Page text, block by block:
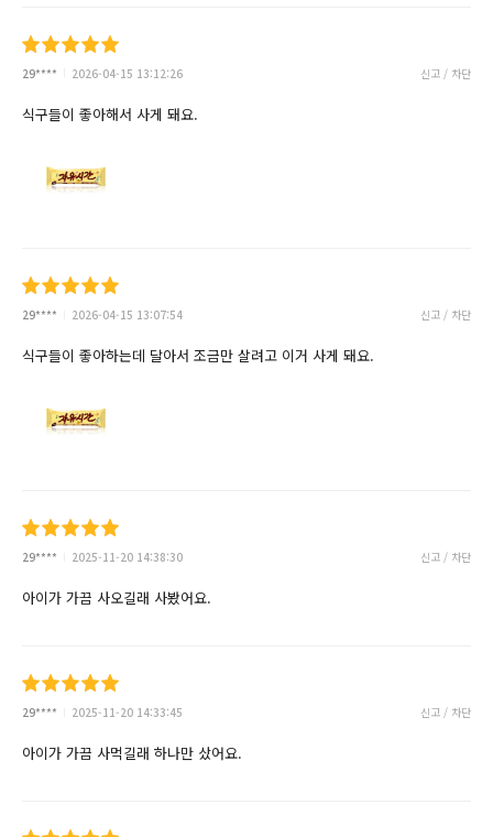
29**** 2026-04-15 13:12:26 신고 / 차단
식구들이 좋아해서 사게 돼요.
29**** 2026-04-15 13:07:54 신고 / 차단
식구들이 좋아하는데 달아서 조금만 살려고 이거 사게 돼요.
29**** 2025-11-20 14:38:30 신고 / 차단
아이가 가끔 사오길래 사봤어요.
29**** 2025-11-20 14:33:45 신고 / 차단
아이가 가끔 사먹길래 하나만 샀어요.